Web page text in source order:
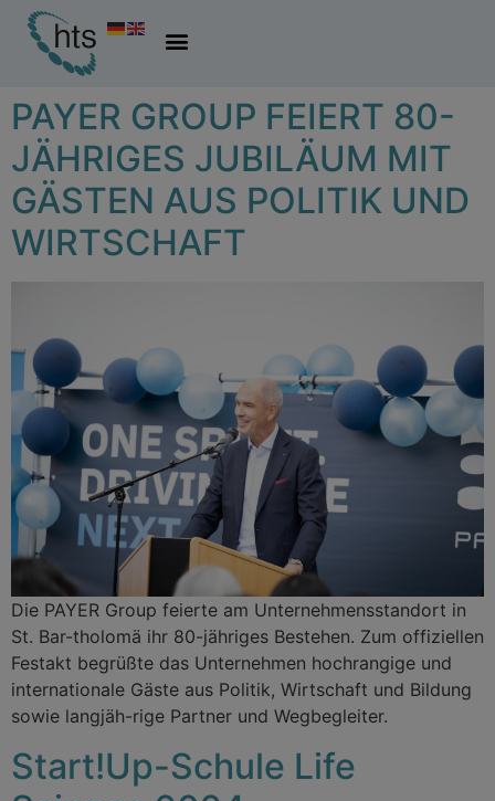
PAYER GROUP FEIERT 80-
JÄHRIGES JUBILÄUM MIT
GÄSTEN AUS POLITIK UND
WIRTSCHAFT
Die PAYER Group feierte am Unternehmensstandort in
St. Bar-tholomä ihr 80-jähriges Bestehen. Zum offiziellen
Festakt begrüßte das Unternehmen hochrangige und
internationale Gäste aus Politik, Wirtschaft und Bildung
sowie langjäh-rige Partner und Wegbegleiter.
Start!Up-Schule Life